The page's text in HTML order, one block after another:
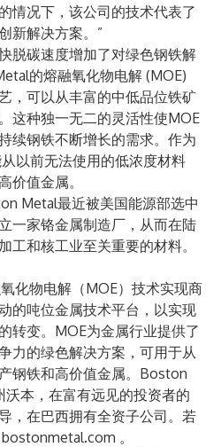
情况下，该公司的技术代表了
新解决方案。”
脱碳速度增加了对绿色钢铁解
的熔融氧化物电解 (MOE)
，可以从丰富的中低品位铁矿
这种独一无二的灵活性使MOE
续钢铁不断增长的需求。作为
以前无法使用的低浓度材料
价值金属。
Metal最近被美国能源部选中
一家铬金属制造厂，从而在陆
工和核工业至关重要的材料。
化物电解（MOE）技术实现商
的吨位金属技术平台，以实现
转变。MOE为金属行业提供了
力的绿色解决方案，可用于从
钢铁和高价值金属。Boston
本，在富有远见的投资者的
，在巴西拥有全资子公司。若
bostonmetal.com 。